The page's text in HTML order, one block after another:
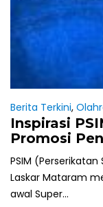
Berita Terkini,
Inspirasi
Promosi
PSIM
Laskar Mataram
awal Super...